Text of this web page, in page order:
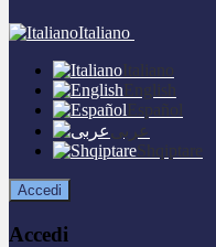
Italiano
Italiano
English
Español
عربى
Shqiptare
Accedi
Accedi